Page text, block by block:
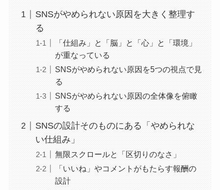
SNSがやめられない原因を大きく整理す
る
「仕組み」と「脳」と「心」と「環境」
が重なっている
SNSがやめられない原因を5つの視点で見
る
SNSがやめられない原因の全体像を俯瞰
する
SNSの設計そのものにある「やめられな
い仕組み」
無限スクロールと「区切りのなさ」
「いいね」やコメントがもたらす報酬の
設計